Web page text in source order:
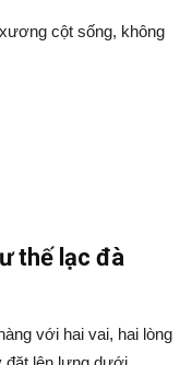
cột sống, không
thế lạc đà
với hai vai, hai lòng